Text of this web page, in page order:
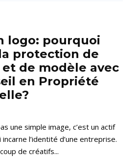
logo: pourquoi
protection de
de modèle avec
en Propriété
une simple image, c’est un actif
l’identité d’une entreprise.
de créatifs...